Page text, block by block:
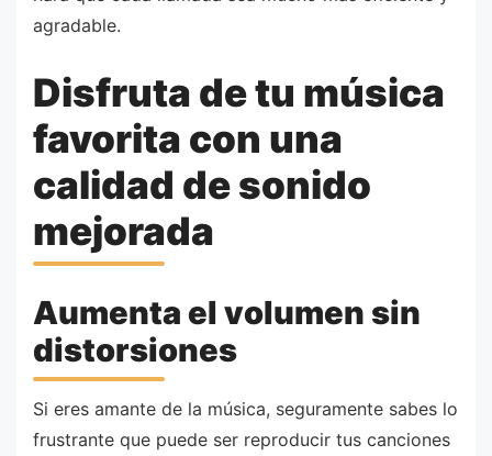
agradable.
Disfruta de tu música
favorita con una
calidad de sonido
mejorada
Aumenta el volumen sin
distorsiones
Si eres amante de la música, seguramente sabes lo
frustrante que puede ser reproducir tus canciones